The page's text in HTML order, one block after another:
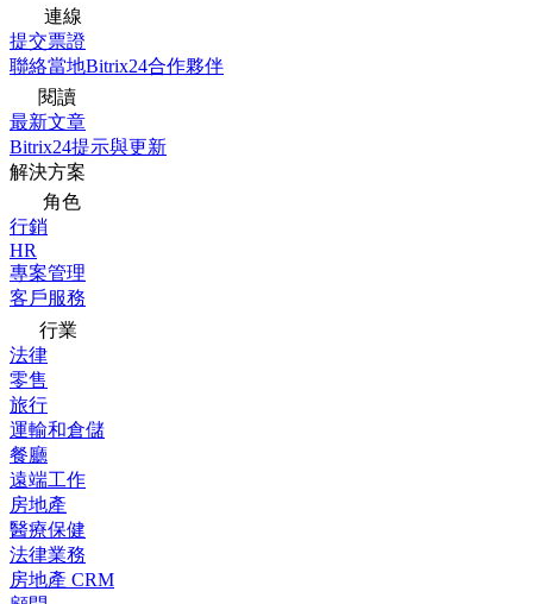
連線
提交票證
聯絡當地Bitrix24合作夥伴
閱讀
最新文章
Bitrix24提示與更新
解決方案
角色
行銷
HR
專案管理
客戶服務
行業
法律
零售
旅行
運輸和倉儲
餐廳
遠端工作
房地產
醫療保健
法律業務
房地產 CRM